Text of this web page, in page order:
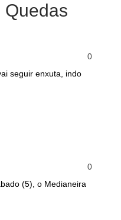
Quedas
0
seguir enxuta, indo
0
(5), o Medianeira